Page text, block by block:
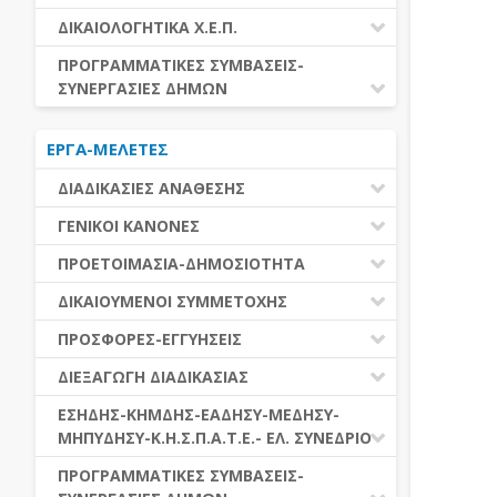
ΕΚΤΕΛΕΣΗ ΥΠΗΡΕΣΙΩΝ
ΕΚΤΕΛΕΣΗ ΠΡΟΜΗΘΕΙΩΝ
ΕΑΑΔΗΣΥ
ΕΑΔΗΣΥ
ΕΛ.ΣΥΝΕΔΡΙΟ
ΕΣΗΔΗΣ
ΔΙΚΑΙΟΛΟΓΗΤΙΚΑ Χ.Ε.Π.
ΔΙΚΑΙΟΛΟΓΗΤΙΚΑ Χ.Ε.Π.
ΠΡΟΓΡΑΜΜΑΤΙΚΕΣ ΣΥΜΒΑΣΕΙΣ-
ΣΥΝΕΡΓΑΣΙΕΣ ΔΗΜΩΝ
ΔΙΕΘΝΕΣ ΚΑΙ ΕΥΡΩΠΑΙΚΟ ΕΠΙΠΕΔΟ
ΠΡΟΓΡΑΜΜΑΤΙΚΕΣ ΣΥΜΒΑΣΕΙΣ
ΕΡΓΑ-ΜΕΛΕΤΕΣ
ΔΙΑΔΙΚΑΣΙΕΣ ΑΝΑΘΕΣΗΣ
ΔΙΑΔΙΚΑΣΙΕΣ ΑΝΑΘΕΣΗΣ
ΣΥΓΚΕΝΤΡΩΤΙΚΕΣ ΔΙΑΔΙΚΑΣΙΕΣ
ΑΝΑΘΕΣΗΣ
ΠΙΝΑΚΕΣ ΔΗΜΟΣΝΕΤ
ΓΕΝΙΚΟΙ ΚΑΝΟΝΕΣ
ΠΕΔΙΟ ΕΦΑΡΜΟΓΗΣ-ΕΝΑΡΞΗ ΙΣΧΥΟΣ
ΗΛΕΚΤΡΟΝΙΚΑ ΜΕΣΑ
ΓΕΝΙΚΕΣ ΑΡΧΕΣ ΚΑΙ ΚΑΝΟΝΕΣ
ΑΞΙΑ ΣΥΜΒΑΣΗΣ
ΕΙΔΗ ΣΥΜΒΑΣΕΩΝ
ΔΙΑΦΟΡΑ
ΠΡΟΕΤΟΙΜΑΣΙΑ-ΔΗΜΟΣΙΟΤΗΤΑ
ΓΝΩΜΟΔΟΤΙΚΑ ΟΡΓΑΝΑ-ΕΠΙΤΡΟΠΕΣ
ΠΡΟΕΤΟΙΜΑΣΙΑ
ΕΓΓΡΑΦΑ ΤΗΣ ΣΥΜΒΑΣΗΣ
ΔΗΜΟΣΙΕΥΣΕΙΣ
ΕΝΑΡΞΗ-ΠΡΟΘΕΣΜΙΕΣ
ΔΙΚΑΙΟΥΜΕΝΟΙ ΣΥΜΜΕΤΟΧΗΣ
ΔΙΚΑΙΟΥΜΕΝΟΙ ΣΥΜΜΕΤΟΧΗΣ
ΚΡΙΤΗΡΙΑ ΕΠΙΛΟΓΗΣ
ΛΟΓΟΙ ΑΠΟΚΛΕΙΣΜΟΥ
ΔΙΚΑΙΟΛΟΓΗΤΙΚΑ ΛΟΓΩΝ
ΑΠΟΚΛΕΙΣΜΟΥ & ΚΡΙΤΗΡΙΩΝ
ΕΠΙΛΟΓΗΣ
ΕΕΕΣ
ΠΡΟΣΦΟΡΕΣ-ΕΓΓΥΗΣΕΙΣ
ΕΓΓΥΗΣΕΙΣ
ΠΡΟΣΦΟΡΕΣ
ΔΙΕΞΑΓΩΓΗ ΔΙΑΔΙΚΑΣΙΑΣ
ΑΞΙΟΛΟΓΗΣΗ ΚΑΙ ΑΝΑΘΕΣΗ
ΑΠΟΤΕΛΕΣΜΑ ΔΙΑΔΙΚΑΣΙΑΣ
ΠΡΟΣΦΥΓΕΣ-ΕΝΣΤΑΣΕΙΣ
ΕΣΗΔΗΣ-ΚΗΜΔΗΣ-ΕΑΔΗΣΥ-ΜΕΔΗΣΥ-
ΜΗΠΥΔΗΣΥ-Κ.Η.Σ.Π.Α.Τ.Ε.- ΕΛ. ΣΥΝΕΔΡΙΟ
ΕΑΑΔΗΣΥ
ΠΡΟΓΡΑΜΜΑΤΙΚΕΣ ΣΥΜΒΑΣΕΙΣ-